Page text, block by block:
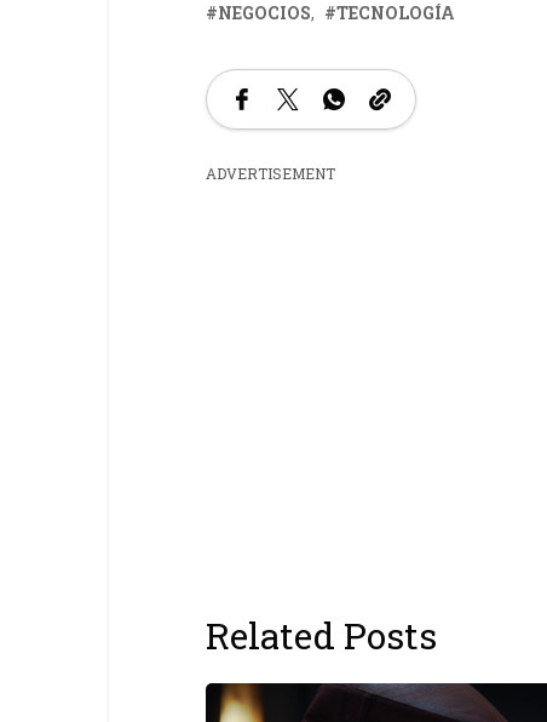
NEGOCIOS
TECNOLOGÍA
ADVERTISEMENT
Related Posts